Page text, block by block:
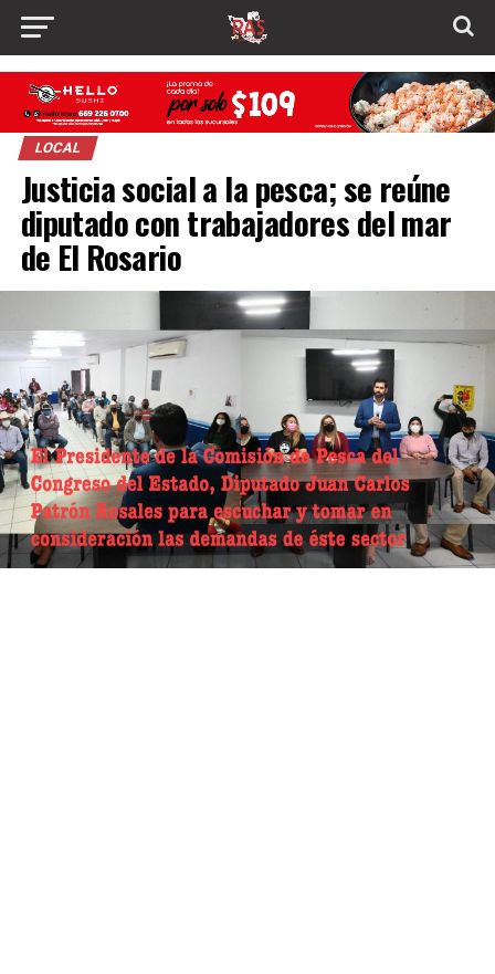
LOCAL
Justicia social a la pesca; se reúne
diputado con trabajadores del mar
de El Rosario